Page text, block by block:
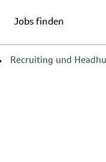
Jobs finden
Recruiting und